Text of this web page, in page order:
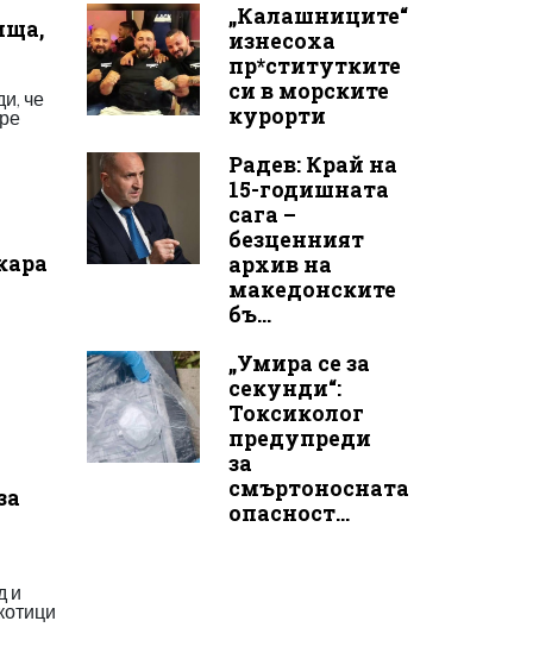
че
и
„Калашниците“
изнесоха
пр*ститутките
си в морските
курорти
Радев: Край на
15-годишната
сага –
безценният
архив на
македонските
бъ...
„Умира се за
секунди“:
Токсиколог
предупреди
за
смъртоносната
опасност...